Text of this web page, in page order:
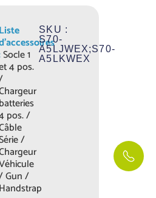
Liste
Socle 1
4 pos.
batteries
pos. /
/
Gun /
Handstrap
SKU :
S70-
A5LJWEX;S70-
A5LKWEX